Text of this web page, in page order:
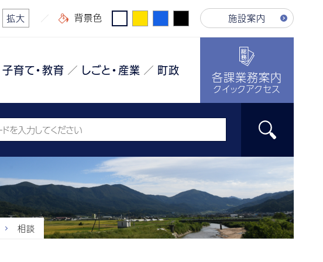
拡大 背景色 施設案内
子育て・教育 しごと・産業 町政 各課業務案内
クイックアクセス
相談